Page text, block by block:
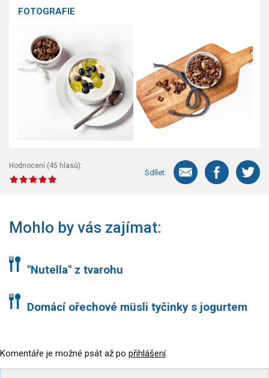
FOTOGRAFIE
Hodnocení (45 hlasů):
Sdílet:
Mohlo by vás zajímat:
"Nutella" z tvarohu
Domácí ořechové müsli tyčinky s jogurtem
Komentáře je možné psát až po přihlášení.